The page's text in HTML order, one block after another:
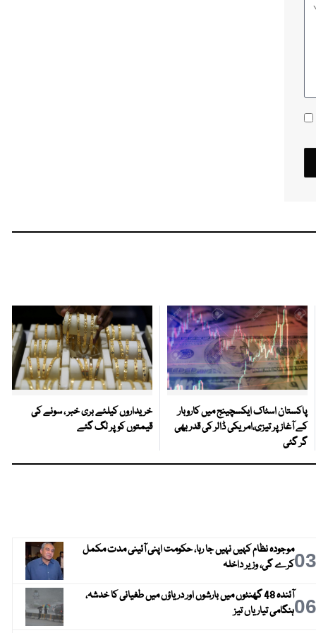
پاکستان اسٹاک ایکسچینج میں کاروبار
کے آغاز پر تیزی،امریکی ڈالر کی قدر بھی
گر گئی
خریداروں کیلئے بری خبر ، سونے کی
قیمتوں کو پر لگ گئے
03موجودہ نظام کہیں نہیں جا رہا، حکومت اپنی آئینی مدت مکمل
کرے گی، وزیر داخلہ
06
آئندہ 48 گھنٹوں میں بارشوں اور دریاؤں میں طغیانی کا خدشہ،
ہنگامی تیاریاں تیز